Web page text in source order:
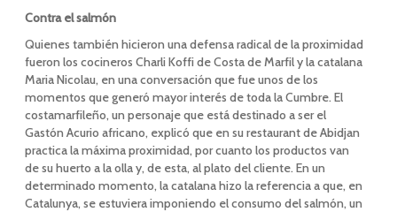
Contra el salmón
Quienes también hicieron una defensa radical de la proximidad
fueron los cocineros Charli Koffi de Costa de Marfil y la catalana
Maria Nicolau, en una conversación que fue unos de los
momentos que generó mayor interés de toda la Cumbre. El
costamarfileño, un personaje que está destinado a ser el
Gastón Acurio africano, explicó que en su restaurant de Abidjan
practica la máxima proximidad, por cuanto los productos van
de su huerto a la olla y, de esta, al plato del cliente. En un
determinado momento, la catalana hizo la referencia a que, en
Catalunya, se estuviera imponiendo el consumo del salmón, un